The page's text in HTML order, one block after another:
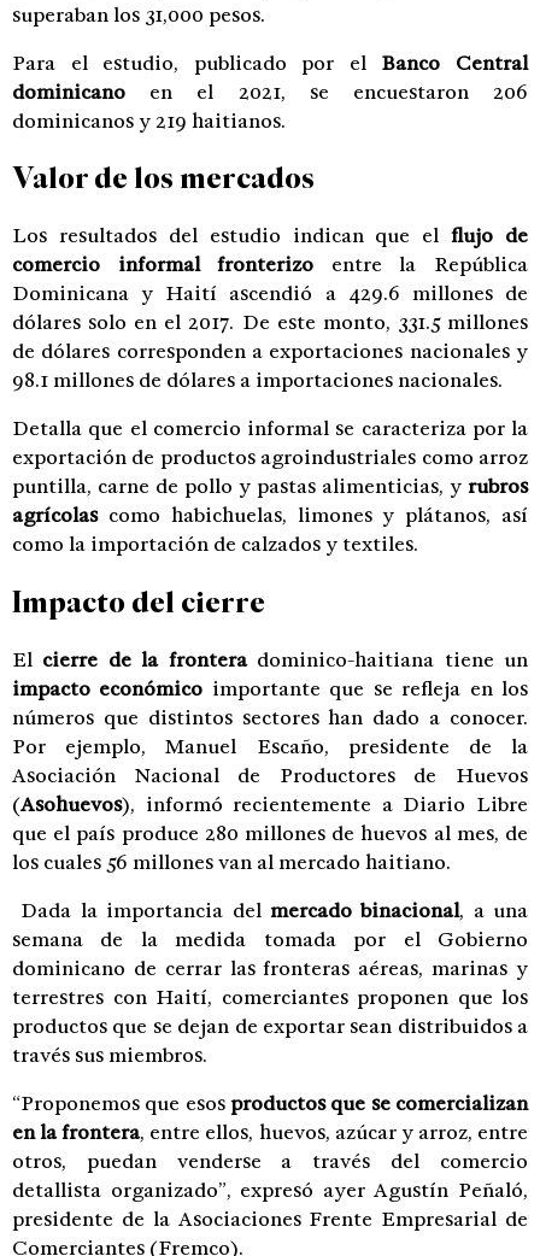
superaban los 31,000 pesos.
Para el estudio, publicado por el Banco Central
dominicano en el 2021, se encuestaron 206
dominicanos y 219 haitianos.
Valor de los mercados
Los resultados del estudio indican que elflujo de
comercio informal fronterizo entre la República
Dominicana y Haití ascendió a 429.6 millones de
dólares solo en el 2017. De este monto, 331.5 millones
de dólares corresponden a exportaciones nacionales y
98.1 millones de dólares a importaciones nacionales.
Detalla que el comercio informal se caracteriza por la
exportación de productos agroindustriales como arroz
puntilla, carne de pollo y pastas alimenticias, y rubros
agrícolascomo habichuelas, limones y plátanos, así
como la importación de calzados y textiles.
Impacto del cierre
El cierre de la fronteradominico-haitiana tiene un
impacto económico importante que se refleja en los
números que distintos sectores han dado a conocer.
Por ejemplo, Manuel Escaño, presidente de la
Asociación Nacional de Productores de Huevos
(Asohuevos), informó recientemente a Diario Libre
que el país produce 280 millones de huevos al mes, de
los cuales 56 millones van al mercado haitiano.
Dada la importancia del mercado binacional, a una
semana de la medida tomada por el Gobierno
dominicano de cerrar las fronteras aéreas, marinas y
terrestres con Haití, comerciantes proponen que los
productos que se dejan de exportar sean distribuidos a
través sus miembros.
“Proponemos que esosproductos que se comercializan
en la frontera, entre ellos, huevos, azúcar y arroz, entre
otros, puedan venderse a través del comercio
detallista organizado”, expresó ayer Agustín Peñaló,
presidente de la Asociaciones Frente Empresarial de
Comerciantes (Fremco).